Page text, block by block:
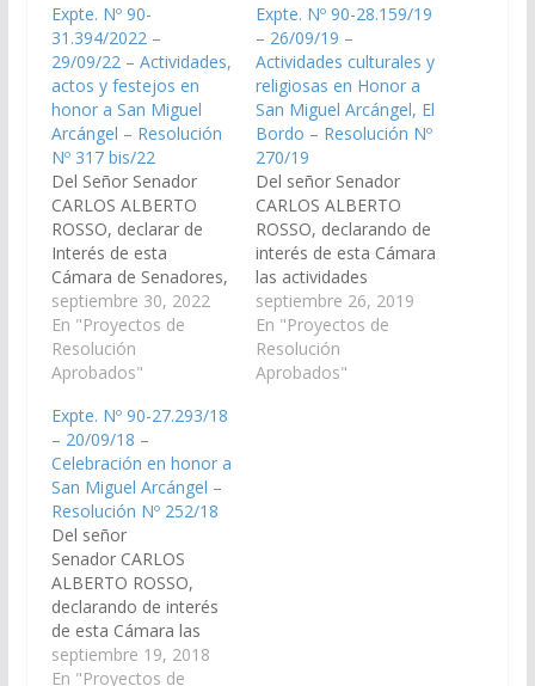
Expte. Nº 90-
31.394/2022 –
29/09/22 – Actividades,
actos y festejos en
honor a San Miguel
Arcángel – Resolución
Nº 317 bis/22
Del Señor Senador
CARLOS ALBERTO
ROSSO, declarar de
Interés de esta
Cámara de Senadores,
las actividades, actos y
festejos en honor a
San Miguel Arcángel,
en el marco de las
se celebran el día 29
de Septiembre de
2022, en la localidad
de El Bordo,
Departamento Gral.…
septiembre 30, 2022
En "Proyectos de
Resolución
Aprobados"
Expte. Nº 90-28.159/19
– 26/09/19 –
Actividades culturales y
religiosas en Honor a
San Miguel Arcángel, El
Bordo – Resolución Nº
270/19
Del señor Senador
CARLOS ALBERTO
ROSSO, declarando de
interés de esta Cámara
las actividades
culturales y religiosas
en Honor a San Miguel
Arcángel, que se
llevará a cabo el día 29
septiembre 26, 2019
En "Proyectos de
Resolución
Aprobados"
Expte. Nº 90-27.293/18
– 20/09/18 –
Celebración en honor a
San Miguel Arcángel –
Resolución Nº 252/18
Del señor
Senador CARLOS
ALBERTO ROSSO,
declarando de interés
de esta Cámara las
actividades religiosas y
culturales que se
septiembre 19, 2018
En "Proyectos de